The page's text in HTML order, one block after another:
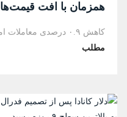
همزمان با افت قیمت‌ها
کاهش ۰.۹ درصدی معاملات املاک در تورنتو در جولای 2026
مطلب